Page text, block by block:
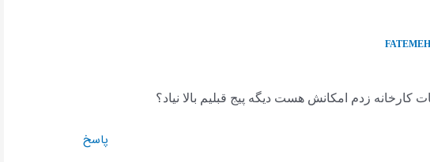
FATEMEH
کارخانه زدم امکانش هست دیگه پیج قبلیم بالا نیاد؟
پاسخ